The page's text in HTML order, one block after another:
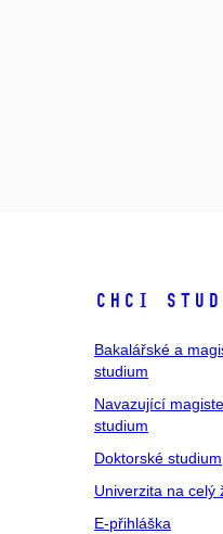
Chci
Bakalářské a
studium
Navazující
studium
Doktorské studium
Univerzita na celý
E-přihláška